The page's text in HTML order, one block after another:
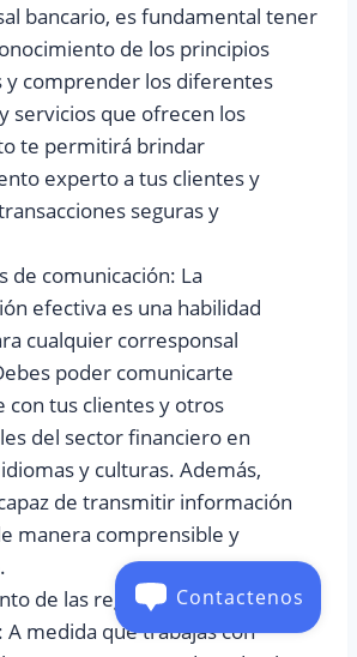
bancario, es fundamental tener
de los principios
y comprender los diferentes
servicios que ofrecen los
te permitirá brindar
experto a tus clientes y
seguras y
de comunicación: La
efectiva es una habilidad
cualquier corresponsal
poder comunicarte
con tus clientes y otros
del sector financiero en
y culturas. Además,
de transmitir información
manera comprensible y
de las regulaciones financieras
A medida que trabajas con
Contactenos